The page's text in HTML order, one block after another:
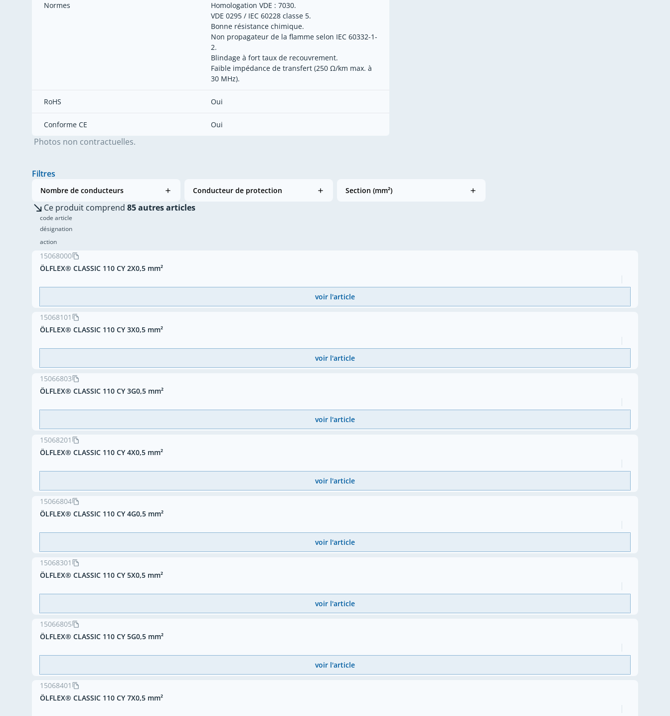
Normes
Homologation VDE : 7030.
VDE 0295 / IEC 60228 classe 5.
Bonne résistance chimique.
Non propagateur de la flamme selon IEC 60332-1-
2.
Blindage à fort taux de recouvrement.
Faible impédance de transfert (250 Ω/km max. à
30 MHz).
RoHS Oui
Conforme CE Oui
Photos non contractuelles.
Filtres
Nombre de conducteurs Conducteur de protection Section (mm²)
Ce produit comprend 85 autres articles
code article
désignation
action
15068000
ÖLFLEX® CLASSIC 110 CY 2X0,5 mm²
voir l'article
15068101
ÖLFLEX® CLASSIC 110 CY 3X0,5 mm²
voir l'article
15066803
ÖLFLEX® CLASSIC 110 CY 3G0,5 mm²
voir l'article
15068201
ÖLFLEX® CLASSIC 110 CY 4X0,5 mm²
voir l'article
15066804
ÖLFLEX® CLASSIC 110 CY 4G0,5 mm²
voir l'article
15068301
ÖLFLEX® CLASSIC 110 CY 5X0,5 mm²
voir l'article
15066805
ÖLFLEX® CLASSIC 110 CY 5G0,5 mm²
voir l'article
15068401
ÖLFLEX® CLASSIC 110 CY 7X0,5 mm²